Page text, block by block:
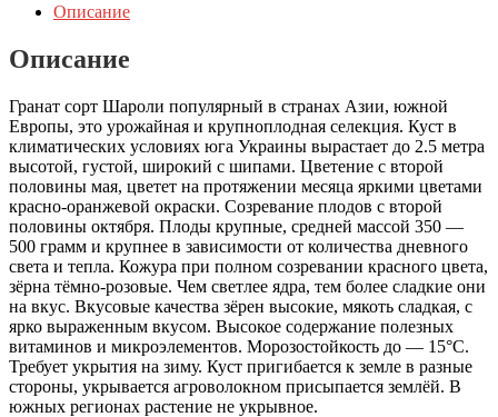
Описание
Описание
Гранат сорт Шароли популярный в странах Азии, южной
Европы, это урожайная и крупноплодная селекция. Куст в
климатических условиях юга Украины вырастает до 2.5 метра
высотой, густой, широкий с шипами. Цветение с второй
половины мая, цветет на протяжении месяца яркими цветами
красно-оранжевой окраски. Созревание плодов с второй
половины октября. Плоды крупные, средней массой 350 —
500 грамм и крупнее в зависимости от количества дневного
света и тепла. Кожура при полном созревании красного цвета,
зёрна тёмно-розовые. Чем светлее ядра, тем более сладкие они
на вкус. Вкусовые качества зёрен высокие, мякоть сладкая, с
ярко выраженным вкусом. Высокое содержание полезных
витаминов и микроэлементов. Морозостойкость до — 15°C.
Требует укрытия на зиму. Куст пригибается к земле в разные
стороны, укрывается агроволокном присыпается землёй. В
южных регионах растение не укрывное.